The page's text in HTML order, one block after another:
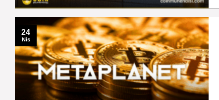
24
Nis